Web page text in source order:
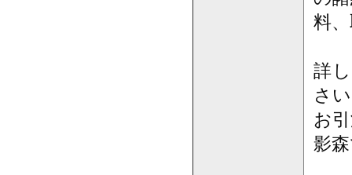
料
詳
さ
お
影